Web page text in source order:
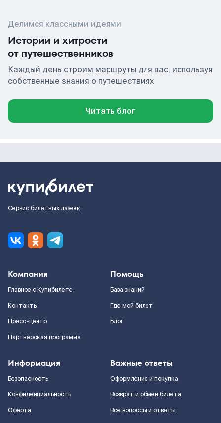
Делимся классными идеями
Истории и хитрости
от путешественников
Каждый день строим маршруты для вас, используя
собственные знания о путешествиях
Читать блог
Сервис билетных лазеек
Компания
Главное о Купибилете
Контакты
Пресс-центр
Партнерская программа
Помощь
База знаний
Где мой билет
Блог
Информация
Безопасность
Конфиденциальность
Оферта
Важные ответы
Оформление и покупка
Возврат и обмен билета
Все вопросы и ответы